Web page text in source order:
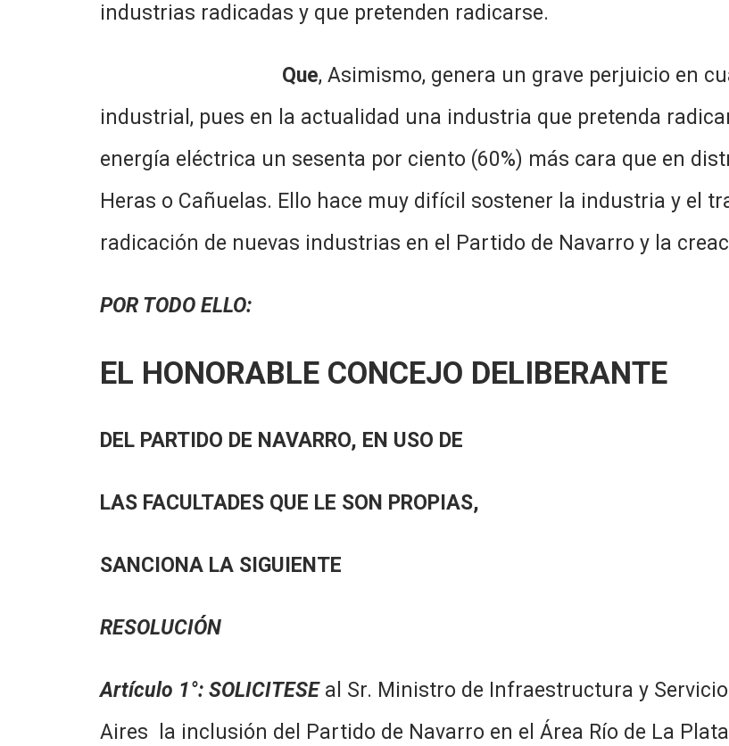
industrias radicadas y que pretenden radicarse.
Que, Asimismo, genera un grave perjuicio en
industrial, pues en la actualidad una industria que pretenda
energía eléctrica un sesenta por ciento (60%) más cara que en
Heras o Cañuelas. Ello hace muy difícil sostener la industria y el
radicación de nuevas industrias en el Partido de Navarro y la
POR TODO ELLO:
EL HONORABLE CONCEJO DELIBERANTE
DEL PARTIDO DE NAVARRO, EN USO DE
LAS FACULTADES QUE LE SON PROPIAS,
SANCIONA LA SIGUIENTE
RESOLUCIÓN
Artículo 1°: SOLICITESE al Sr. Ministro de Infraestructura y
Aires la inclusión del Partido de Navarro en el Área Río de La